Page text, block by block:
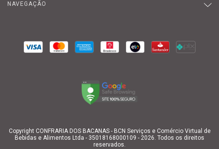
NAVEGAÇÃO
Copyright CONFRARIA DOS BACANAS - BCN Serviços e Comércio Virtual de
Bebidas e Alimentos Ltda - 35018168000109 - 2026. Todos os direitos
reservados.